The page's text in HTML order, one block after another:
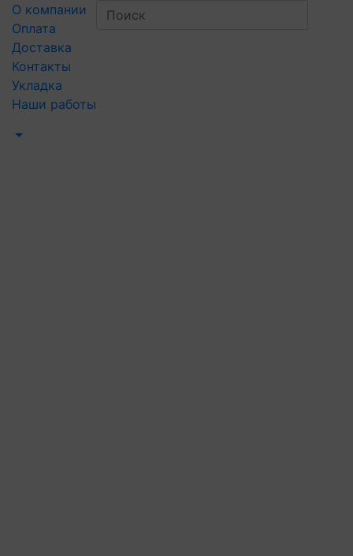
О компании
Оплата
Доставка
Контакты
Укладка
Наши работы